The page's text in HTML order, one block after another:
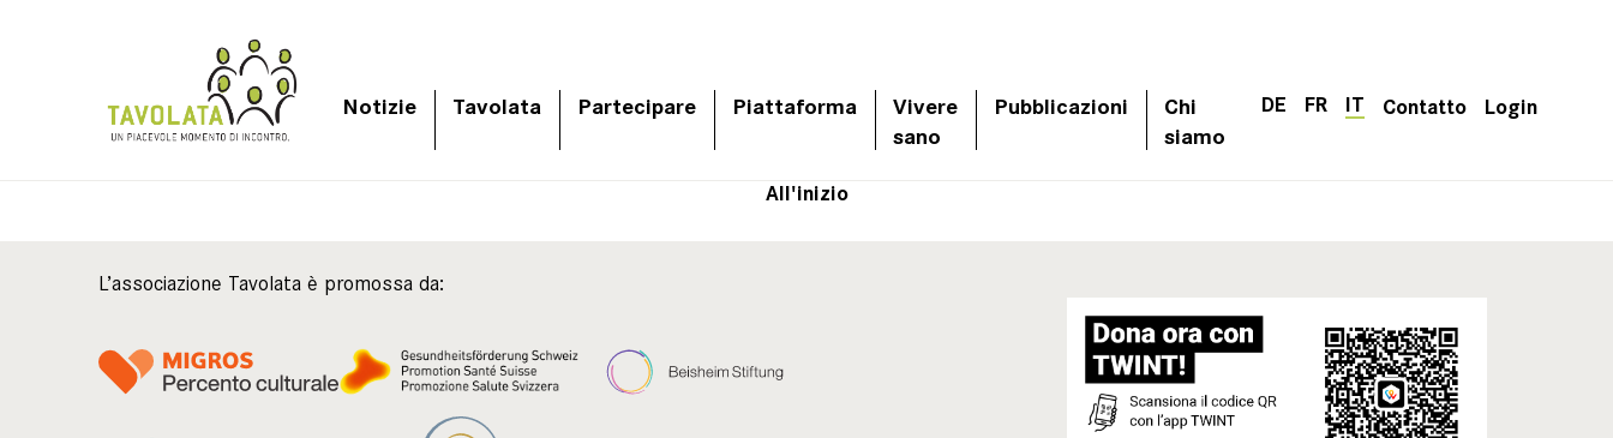
Notizie Tavolata Partecipare Piattaforma
Vivere
sano
Pubblicazioni
Chi
siamo
DE FR IT Contatto Login
All'inizio
L’associazione Tavolata è promossa da: